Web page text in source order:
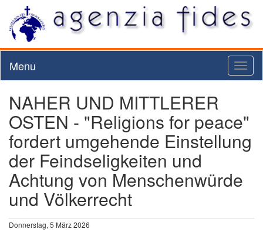
Menu
NAHER UND MITTLERER
OSTEN - "Religions for peace"
fordert umgehende Einstellung
der Feindseligkeiten und
Achtung von Menschenwürde
und Völkerrecht
Donnerstag, 5 März 2026